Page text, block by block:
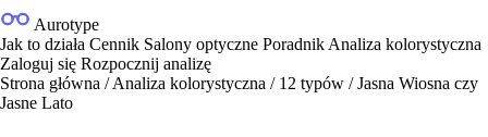
Aurotype
Jak to działa Cennik Salony optyczne Poradnik Analiza kolorystyczna
Zaloguj się Rozpocznij analizę
Strona główna / Analiza kolorystyczna / 12 typów / Jasna Wiosna czy
Jasne Lato